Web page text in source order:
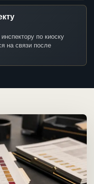
по киоску
на связи после